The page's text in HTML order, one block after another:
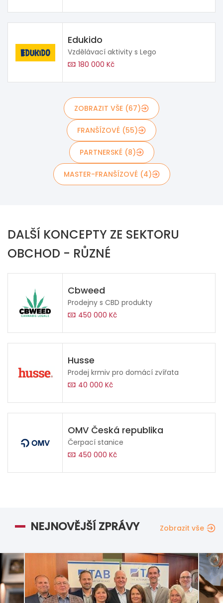
Edukido
Vzdělávací aktivity s Lego
180 000 Kč
ZOBRAZIT VŠE (67)
FRANŠÍZOVÉ (55)
PARTNERSKÉ (8)
MASTER-FRANŠÍZOVÉ (4)
DALŠÍ KONCEPTY ZE SEKTORU
OBCHOD - RŮZNÉ
Cbweed
Prodejny s CBD produkty
450 000 Kč
Husse
Prodej krmiv pro domácí zvířata
40 000 Kč
OMV Česká republika
Čerpací stanice
450 000 Kč
NEJNOVĚJŠÍ ZPRÁVY Zobrazit vše